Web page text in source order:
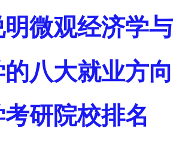
微观经济学
八大就业方
研院校排名